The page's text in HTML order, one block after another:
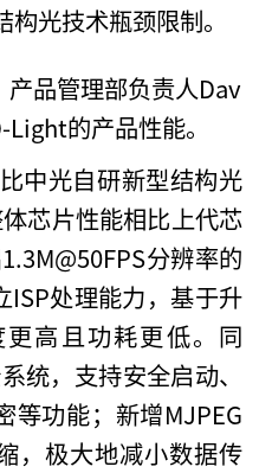
光技术瓶颈限制。
产品管理部负责人Dav
Light的产品性能。
中光自研新型结构光
芯片性能相比上代芯
分辨率的
ISP处理能力，基于升
高且功耗更低。同
统，支持安全启动、
等功能；新增MJPEG
，极大地减小数据传